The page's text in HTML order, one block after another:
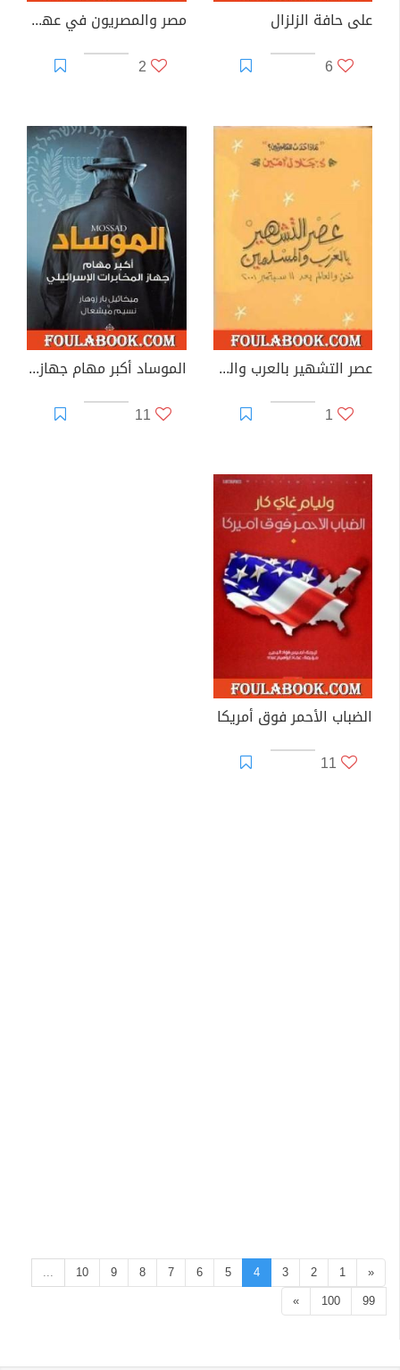
على حافة الزلزال
6
مصر والمصريون في عهد مبارك
2
عصر التشهير بالعرب والمسلمين
1
الموساد أكبر مهام جهاز المخابرات الإسرائيلي
11
الضباب الأحمر فوق أمريكا
11
«
1
2
3
4
5
6
7
8
9
10
...
99
100
»